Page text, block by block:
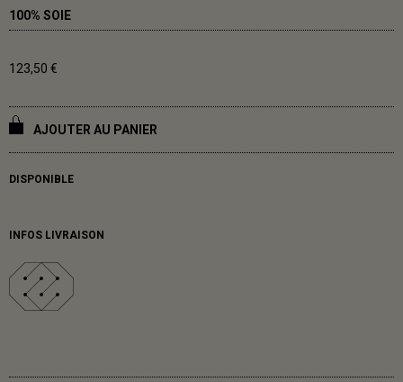
100% SOIE
123,50 €
AJOUTER AU PANIER
DISPONIBLE
INFOS LIVRAISON